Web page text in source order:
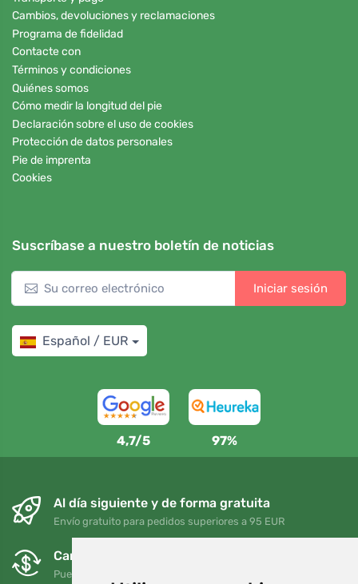
Cambios, devoluciones y reclamaciones
Programa de fidelidad
Contacte con
Términos y condiciones
Quiénes somos
Cómo medir la longitud del pie
Declaración sobre el uso de cookies
Protección de datos personales
Pie de imprenta
Cookies
Suscríbase a nuestro boletín de noticias
Iniciar sesión
Español / EUR
4,7/5 97%
Al día siguiente y de forma gratuita
Envío gratuito para pedidos superiores a 95 EUR
Cambios y devoluciones gratuitos
Puede devolver o cambiar su pedido en cualquier momento